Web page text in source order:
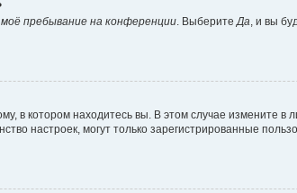
пребывание на конференции. ВыберитеДа, и вы
в котором находитесь вы. В этом случае измените в
настроек, могут только зарегистрированные